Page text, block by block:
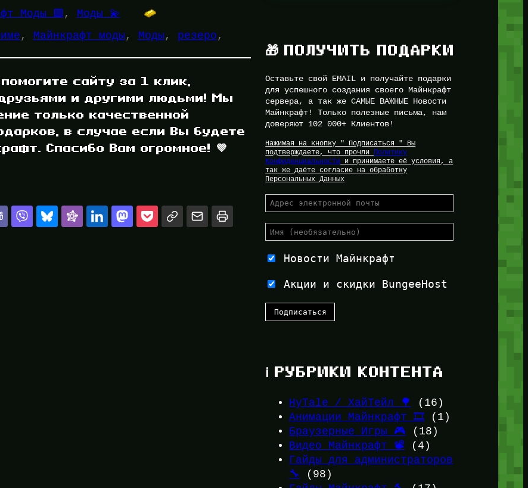
Моды 🟩 , Моды 💫
, Майнкрафт моды , Моды , резеро
сайту за 1 клик,
и другими людьми! Мы
только качественной
в случае если Вы будете
Спасибо Вам огромное! 💜
🎁 ПОЛУЧИТЬ ПОДАРКИ
Оставьте свой EMAIL и получайте подарки
для успешного создания своего Майнкрафт
сервера, а так же САМЫЕ ВАЖНЫЕ Новости
Майнкрафт! Только полезные письма, нам
доверяют 102 000+ Клиентов!
Нажимая на кнопку " Подписаться " Вы
подтверждаете, что прочли Политику
Конфиденциальности и принимаете её условия, а
так же даёте согласие на обработку
Персональных Данных
Новости Майнкрафт
Акции и скидки BungeeHost
ℹ️ РУБРИКИ КОНТЕНТА
HyTale / ХайТейл 🌳
(16)
Анимации Майнкрафт 🎞️ (1)
Браузерные Игры 🎮 (18)
Видео Майнкрафт 📽️ (4)
Гайды для администраторов
🔧
(98)